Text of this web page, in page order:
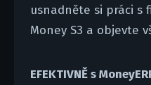
usnadněte si práci s
Money S3 a objevte
EFEKTIVNĚ s